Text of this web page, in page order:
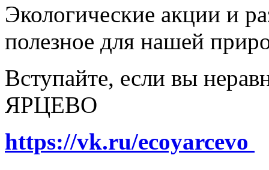
Экологические акции и
полезное для нашей
Вступайте, если вы
ЯРЦЕВО
https://vk.ru/ecoyarcevo